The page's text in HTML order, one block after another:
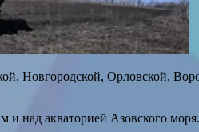
Новгородской, Орловской,
над акваторией Азовского моря.